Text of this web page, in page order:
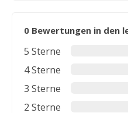
0 Bewertungen in den
5 Sterne
4 Sterne
3 Sterne
2 Sterne